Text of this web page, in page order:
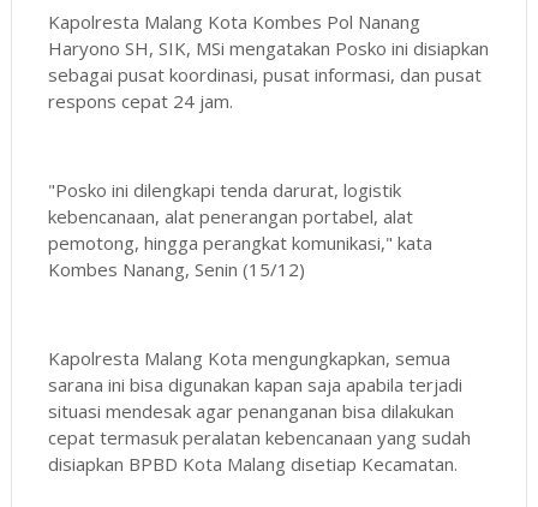
Kapolresta Malang Kota Kombes Pol Nanang
Haryono SH, SIK, MSi mengatakan Posko ini disiapkan
sebagai pusat koordinasi, pusat informasi, dan pusat
respons cepat 24 jam.
"Posko ini dilengkapi tenda darurat, logistik
kebencanaan, alat penerangan portabel, alat
pemotong, hingga perangkat komunikasi," kata
Kombes Nanang, Senin (15/12)
Kapolresta Malang Kota mengungkapkan, semua
sarana ini bisa digunakan kapan saja apabila terjadi
situasi mendesak agar penanganan bisa dilakukan
cepat termasuk peralatan kebencanaan yang sudah
disiapkan BPBD Kota Malang disetiap Kecamatan.